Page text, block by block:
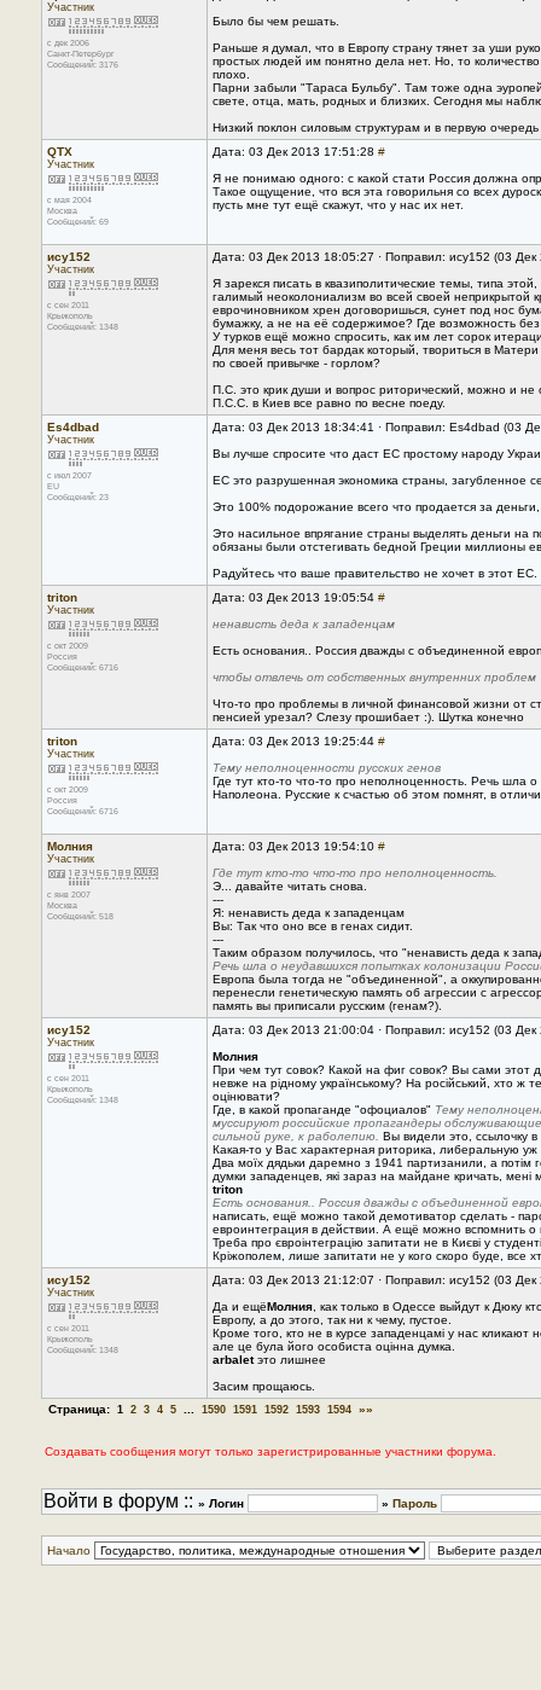
Участник
с дек 2006
Санкт-Петербург
Сообщений: 3176
Было бы чем решать.
Раньше я думал, что в Европу страну тянет за уши
простых людей им понятно дела нет. Но, то
плохо.
Парни забыли "Тараса Бульбу". Там тоже одна
свете, отца, мать, родных и близких. Сегодня мы
Низкий поклон силовым структурам и в первую
QTX
Участник
с мая 2004
Москва
Сообщений: 69
Дата: 03 Дек 2013 17:51:28 #
Я не понимаю одного: с какой стати Россия должна
Такое ощущение, что вся эта говорильня со всех
пусть мне тут ещё скажут, что у нас их нет.
ису152
Участник
с сен 2011
Крыжополь
Сообщений: 1348
Дата: 03 Дек 2013 18:05:27 · Поправил: ису152 (03
Я зарекся писать в квазиполитические темы, типа
галимый неоколониализм во всей своей неприкрытой
еврочиновником хрен договоришься, сунет под нос
бумажку, а не на её содержимое? Где возможность
У турков ещё можно спросить, как им лет сорок
Для меня весь тот бардак который, твориться в
по своей привычке - горлом?
П.С. это крик души и вопрос риторический, можно и не
П.С.С. в Киев все равно по весне поеду.
Es4dbad
Участник
с июл 2007
EU
Сообщений: 23
Дата: 03 Дек 2013 18:34:41 · Поправил: Es4dbad (03
Вы лучше спросите что даст ЕС простому народу
ЕС это разрушенная экономика страны, загубленное
Это 100% подорожание всего что продается за
Это насильное впрягание страны выделять деньги
обязаны были отстегивать бедной Греции миллионы
Радуйтесь что ваше правительство не хочет в этот ЕС.
triton
Участник
с окт 2009
Россия
Сообщений: 6716
Дата: 03 Дек 2013 19:05:54 #
ненависть деда к западенцам
Есть основания.. Россия дважды с объединенной
чтобы отвлечь от собственных внутренних проблем
Что-то про проблемы в личной финансовой жизни от
пенсией урезал? Слезу прошибает :). Шутка конечно
triton
Участник
с окт 2009
Россия
Сообщений: 6716
Дата: 03 Дек 2013 19:25:44 #
Тему неполноценности русских генов
Где тут кто-то что-то про неполноценность. Речь шла
Наполеона. Русские к счастью об этом помнят, в
Молния
Участник
с янв 2007
Москва
Сообщений: 518
Дата: 03 Дек 2013 19:54:10 #
Где тут кто-то что-то про неполноценность.
Э... давайте читать снова.
---
Я: ненависть деда к западенцам
Вы: Так что оно все в генах сидит.
---
Таким образом получилось, что "ненависть деда к
Речь шла о неудавшихся попытках колонизации
Европа была тогда не "объединенной", а
перенесли генетическую память об агрессии с
память вы приписали русским (генам?).
ису152
Участник
с сен 2011
Крыжополь
Сообщений: 1348
Дата: 03 Дек 2013 21:00:04 · Поправил: ису152 (03
Молния
При чем тут совок? Какой на фиг совок? Вы сами этот
невже на рідному українському? На російський, хто ж
оцінювати?
Где, в какой пропаганде "офоциалов" Тему
муссируют российские пропагандеры
сильной руке, к раболепию. Вы видели это, ссылочку
Какая-то у Вас характерная риторика, либеральную
Два моїх дядьки даремно з 1941 партизанили, а потім
думки западенцев, які зараз на майдане кричать,
triton
Есть основания.. Россия дважды с объединенной
написать, ещё можно такой демотиватор сделать -
евроинтеграция в действии. А ещё можно вспомнить о
Треба про євроінтеграцію запитати не в Києві у
Кріжопoлем, лише запитати не у кого скоро буде, все
ису152
Участник
с сен 2011
Крыжополь
Сообщений: 1348
Дата: 03 Дек 2013 21:12:07 · Поправил: ису152 (03
Да и ещёМолния , как только в Одессе выйдут к Дюку
Европу, а до этого, так ни к чему, пустое.
Кроме того, кто не в курсе западенцамі у нас кликают
але це була його особиста оцінна думка.
arbaletэто лишнее
Засим прощаюсь.
Страница: 1 2 3 4 5 1590 1591 1592 1593 1594 »»
Создавать сообщения могут только зарегистрированные участники форума.
Войти в форум :: » Логин » Пароль
Начало